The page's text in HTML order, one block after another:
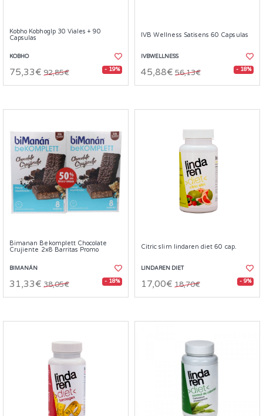
Kobho Kobhoglp 30 Viales + 90
Capsulas
KOBHO
75,33€ 92,85€ - 19%
IVB Wellness Satisens 60 Capsulas
IVBWELLNESS
45,88€ 56,13€ - 18%
Bimanan Bekomplett Chocolate
Crujiente 2x8 Barritas Promo
BIMANÁN
31,33€ 38,05€ - 18%
Citric slim lindaren diet 60 cap.
LINDAREN DIET
17,00€ 18,70€ - 9%